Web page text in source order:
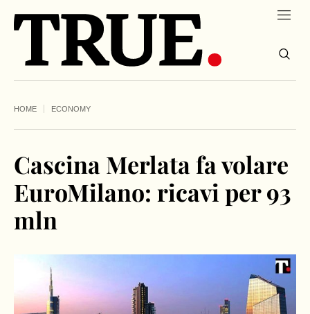
HOME ECONOMY
Cascina Merlata fa volare
EuroMilano: ricavi per 93
mln